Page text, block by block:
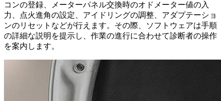
コンの登録、メーターパネル交換時のオドメーター値の入
力、点火進角の設定、アイドリングの調整、アダプテーショ
ンのリセットなどが行えます。その際、ソフトウェアは手順
の詳細な説明を提示し、作業の進行に合わせて診断者の操作
を案内します。